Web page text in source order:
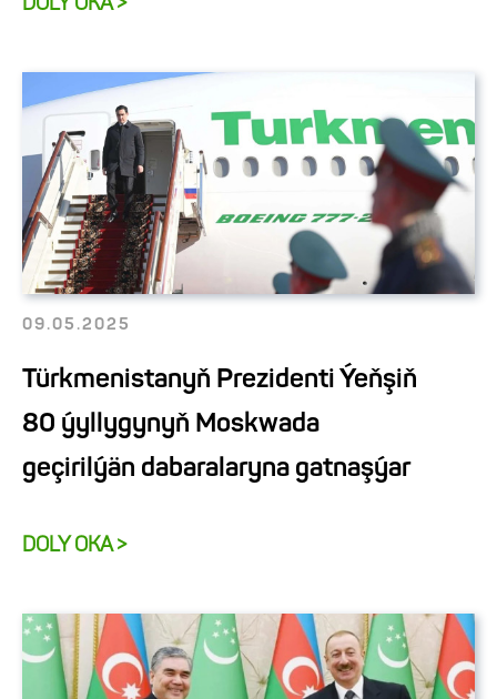
DOLY OKA >
09.05.2025
Türkmenistanyň Prezidenti Ýeňşiň
80 ýyllygynyň Moskwada
geçirilýän dabaralaryna gatnaşýar
DOLY OKA >